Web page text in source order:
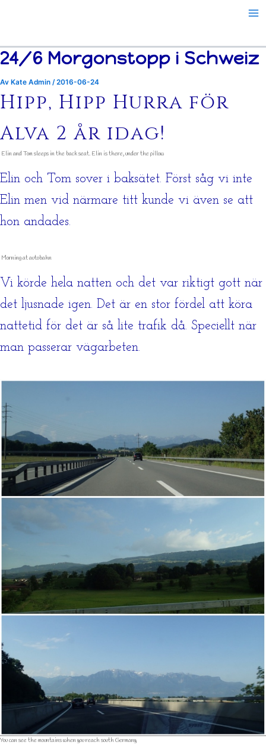
24/6 Morgonstopp i Schweiz
Av Kate Admin /2016-06-24
Hipp, Hipp Hurra för
Alva 2 år idag!
Elin and Tom sleeps in the back seat. Elin is there, under the pillow
Elin och Tom sover i baksätet. Först såg vi inte
Elin men vid närmare titt kunde vi även se att
hon andades.
Morning at autobahn
Vi körde hela natten och det var riktigt gott när
det ljusnade igen. Det är en stor fördel att köra
nattetid för det är så lite trafik då. Speciellt när
man passerar vägarbeten.
You can see the mountains when you reach south Germany